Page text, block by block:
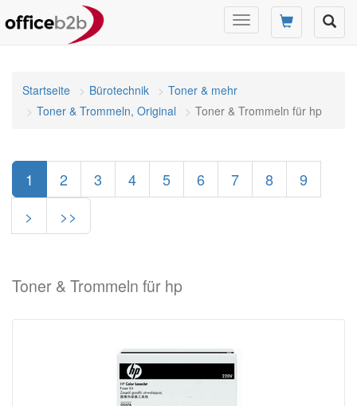
Navigation
umschalten
Startseite Bürotechnik
Toner & mehr
Toner & Trommeln, Original
Toner & Trommeln für hp
1 2 3 4 5 6 7 8
9
>
>>
Toner & Trommeln für hp